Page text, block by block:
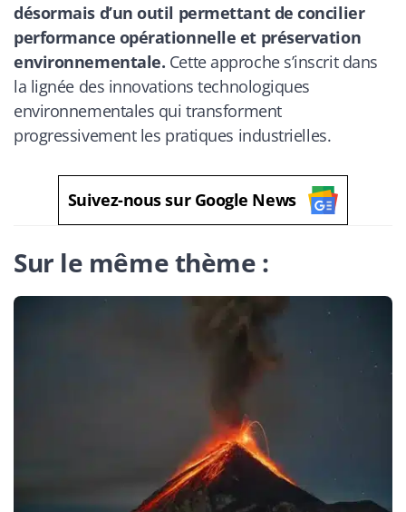
désormais d’un outil permettant de concilier
performance opérationnelle et préservation
environnementale. Cette approche s’inscrit dans
la lignée des innovations technologiques
environnementales qui transforment
progressivement les pratiques industrielles.
Suivez-nous sur Google News
Sur le même thème :